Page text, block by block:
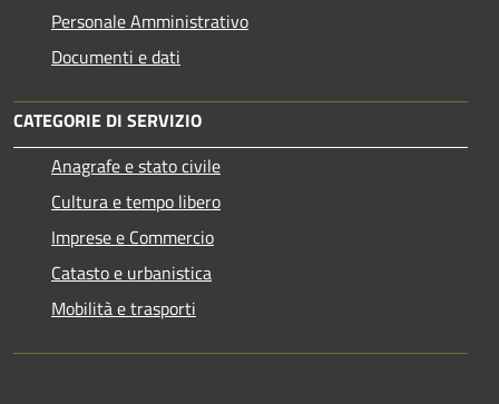
Personale Amministrativo
Documenti e dati
CATEGORIE DI SERVIZIO
Anagrafe e stato civile
Cultura e tempo libero
Imprese e Commercio
Catasto e urbanistica
Mobilità e trasporti